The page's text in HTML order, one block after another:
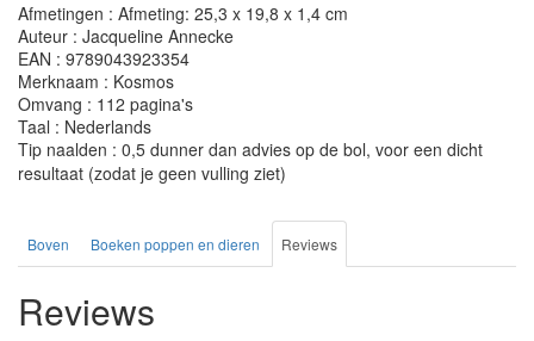
Afmetingen : Afmeting: 25,3 x 19,8 x 1,4 cm
Auteur : Jacqueline Annecke
EAN : 9789043923354
Merknaam : Kosmos
Omvang : 112 pagina's
Taal : Nederlands
Tip naalden : 0,5 dunner dan advies op de bol, voor een dicht
resultaat (zodat je geen vulling ziet)
Boven Boeken poppen en dieren Reviews
Reviews